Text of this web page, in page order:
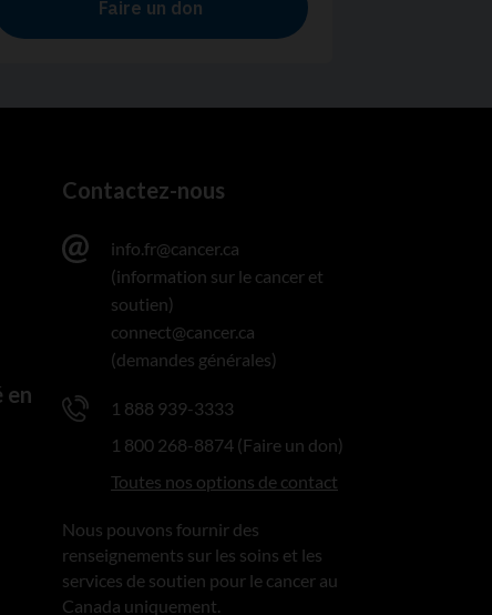
en
Contactez-nous
info.fr@cancer.ca
(information sur le cancer et
soutien)
connect@cancer.ca
(demandes générales)
1 888 939-3333
1 800 268-8874 (Faire un don)
Toutes nos options de contact
Nous pouvons fournir des
renseignements sur les soins et les
services de soutien pour le cancer au
Canada uniquement.